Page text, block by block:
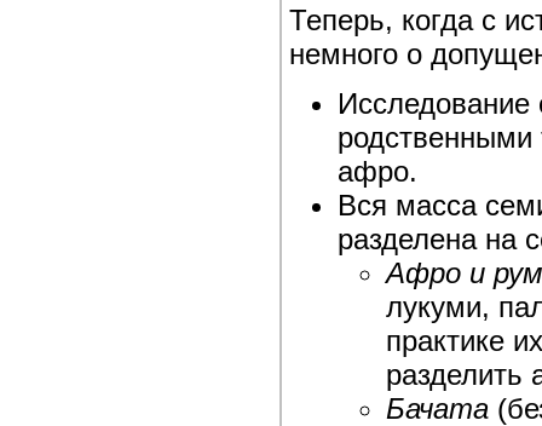
Теперь, когда с
немного о
Исследование
родственными
афро.
Вся масса
разделена на
Афро и
лукуми,
практике
разделить
Бачата